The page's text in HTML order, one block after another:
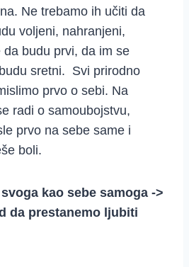
Ne trebamo ih učiti da
voljeni, nahranjeni,
budu prvi, da im se
sretni. Svi prirodno
prvo o sebi. Na
radi o samoubojstvu,
prvo na sebe same i
boli.
kao sebe samoga ->
da prestanemo ljubiti